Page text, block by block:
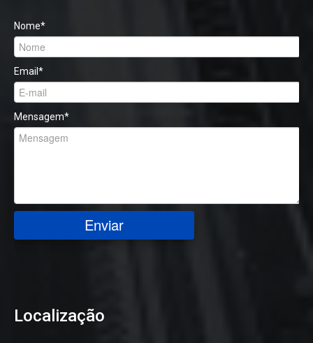
Nome*
Email *
Mensagem*
Enviar
Localização